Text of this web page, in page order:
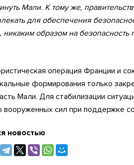
Мали. К тому же,
для обеспечения
образом на
операция Франции и
формирования только
Мали. Для стабилизации
вооруженных сил при поддержке
новостью